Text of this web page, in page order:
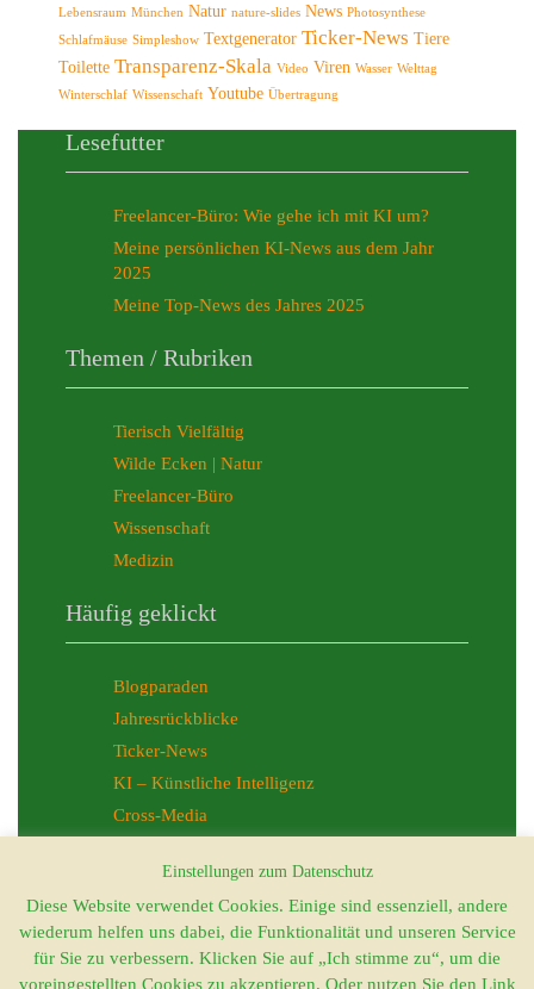
Lebensraum München Natur nature-slides News Photosynthese
Schlafmäuse Simpleshow Textgenerator Ticker-News Tiere
Toilette Transparenz-Skala Video Viren Wasser Welttag
Winterschlaf Wissenschaft Youtube Übertragung
Lesefutter
Freelancer-Büro: Wie gehe ich mit KI um?
Meine persönlichen KI-News aus dem Jahr
2025
Meine Top-News des Jahres 2025
Themen / Rubriken
Tierisch Vielfältig
Wilde Ecken | Natur
Freelancer-Büro
Wissenschaft
Medizin
Häufig geklickt
Blogparaden
Jahresrückblicke
Ticker-News
KI – Künstliche Intelligenz
Cross-Media
Allgemeines
Kontakt
Einstellungen zum Datenschutz
Diese Website verwendet Cookies. Einige sind essenziell, andere
wiederum helfen uns dabei, die Funktionalität und unseren Service
für Sie zu verbessern. Klicken Sie auf „Ich stimme zu“, um die
voreingestellten Cookies zu akzeptieren. Oder nutzen Sie den Link